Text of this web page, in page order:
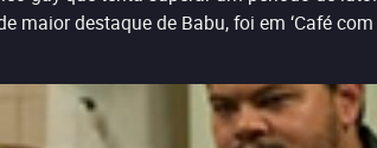
destaque de Babu, foi em ‘Café